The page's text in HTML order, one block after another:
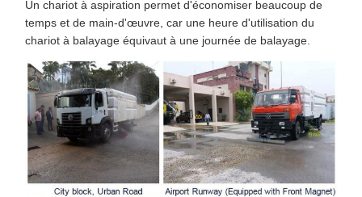
Un chariot à aspiration permet d'économiser beaucoup de
temps et de main-d'œuvre, car une heure d'utilisation du
chariot à balayage équivaut à une journée de balayage.